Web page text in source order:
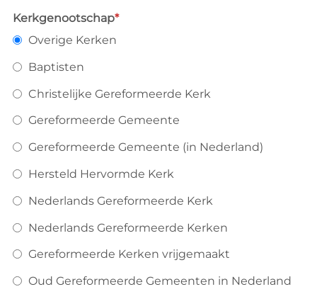
kerkelijke
gemeente *
Kerkgenootschap*
Overige Kerken
Baptisten
Christelijke Gereformeerde Kerk
Gereformeerde Gemeente
Gereformeerde Gemeente (in Nederland)
Hersteld Hervormde Kerk
Nederlands Gereformeerde Kerk
Nederlands Gereformeerde Kerken
Gereformeerde Kerken vrijgemaakt
Oud Gereformeerde Gemeenten in Nederland